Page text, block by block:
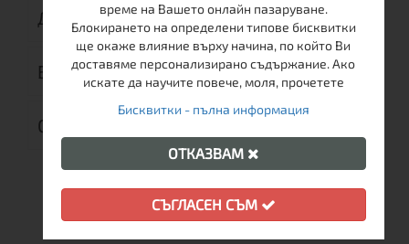
ДОСТАВКА
ВРЪЩАНЕ
ОТЗИВИ (0)
време на Вашето онлайн пазаруване.
Блокирането на определени типове бисквитки
ще окаже влияние върху начина, по който Ви
доставяме персонализирано съдържание. Ако
искате да научите повече, моля, прочетете
Бисквитки - пълна информация
ОТКАЗВАМ
СЪГЛАСЕН СЪМ